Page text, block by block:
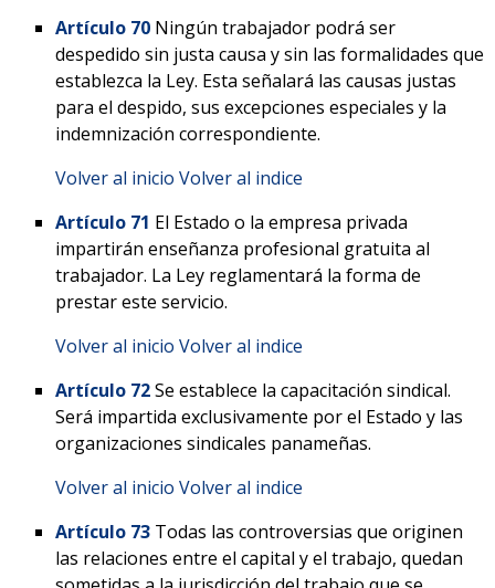
Artículo 70 Ningún trabajador podrá ser
despedido sin justa causa y sin las formalidades que
establezca la Ley. Esta señalará las causas justas
para el despido, sus excepciones especiales y la
indemnización correspondiente.
Volver al inicio Volver al indice
Artículo 71 El Estado o la empresa privada
impartirán enseñanza profesional gratuita al
trabajador. La Ley reglamentará la forma de
prestar este servicio.
Volver al inicio Volver al indice
Artículo 72Se establece la capacitación sindical.
Será impartida exclusivamente por el Estado y las
organizaciones sindicales panameñas.
Volver al inicio Volver al indice
Artículo 73 Todas las controversias que originen
las relaciones entre el capital y el trabajo, quedan